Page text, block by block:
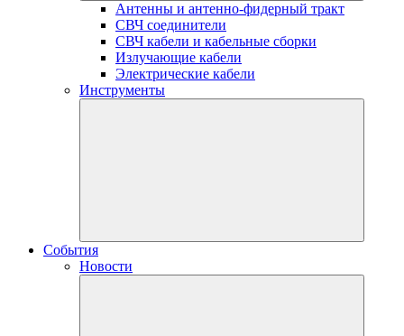
Антенны и антенно-фидерный тракт
СВЧ соединители
СВЧ кабели и кабельные сборки
Излучающие кабели
Электрические кабели
Инструменты
События
Новости